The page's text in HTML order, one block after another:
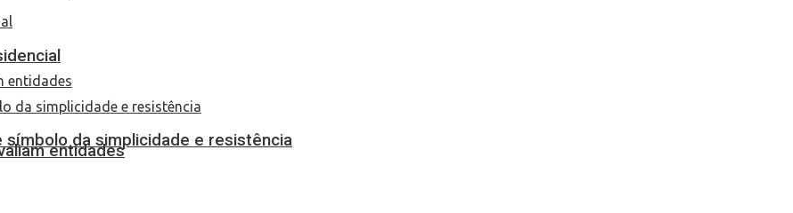
entidades
da simplicidade e resistência